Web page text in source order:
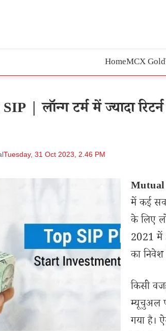
HomeMCX Gold
| लॉन्ग टर्म में ज्यादा
Tuesday, 31 Oct 2023, 2.46 PM
में कई
के लिए
2021
का निवेश
किसी
म्यूचुअल
गया है।